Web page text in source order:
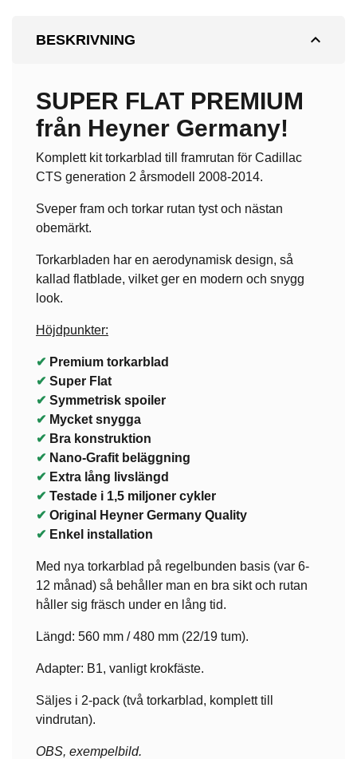
expand_less
BESKRIVNING
SUPER FLAT PREMIUM
från Heyner Germany!
Komplett kit torkarblad till framrutan för Cadillac
CTS generation 2 årsmodell 2008-2014.
Sveper fram och torkar rutan tyst och nästan
obemärkt.
Torkarbladen har en aerodynamisk design, så
kallad flatblade, vilket ger en modern och snygg
look.
Höjdpunkter:
✔ Premium torkarblad
✔ Super Flat
✔ Symmetrisk spoiler
✔ Mycket snygga
✔ Bra konstruktion
✔ Nano-Grafit beläggning
✔ Extra lång livslängd
✔ Testade i 1,5 miljoner cykler
✔ Original Heyner Germany Quality
✔ Enkel installation
Med nya torkarblad på regelbunden basis (var 6-
12 månad) så behåller man en bra sikt och rutan
håller sig fräsch under en lång tid.
Längd: 560 mm / 480 mm (22/19 tum).
Adapter: B1, vanligt krokfäste.
Säljes i 2-pack (två torkarblad, komplett till
vindrutan).
OBS, exempelbild.